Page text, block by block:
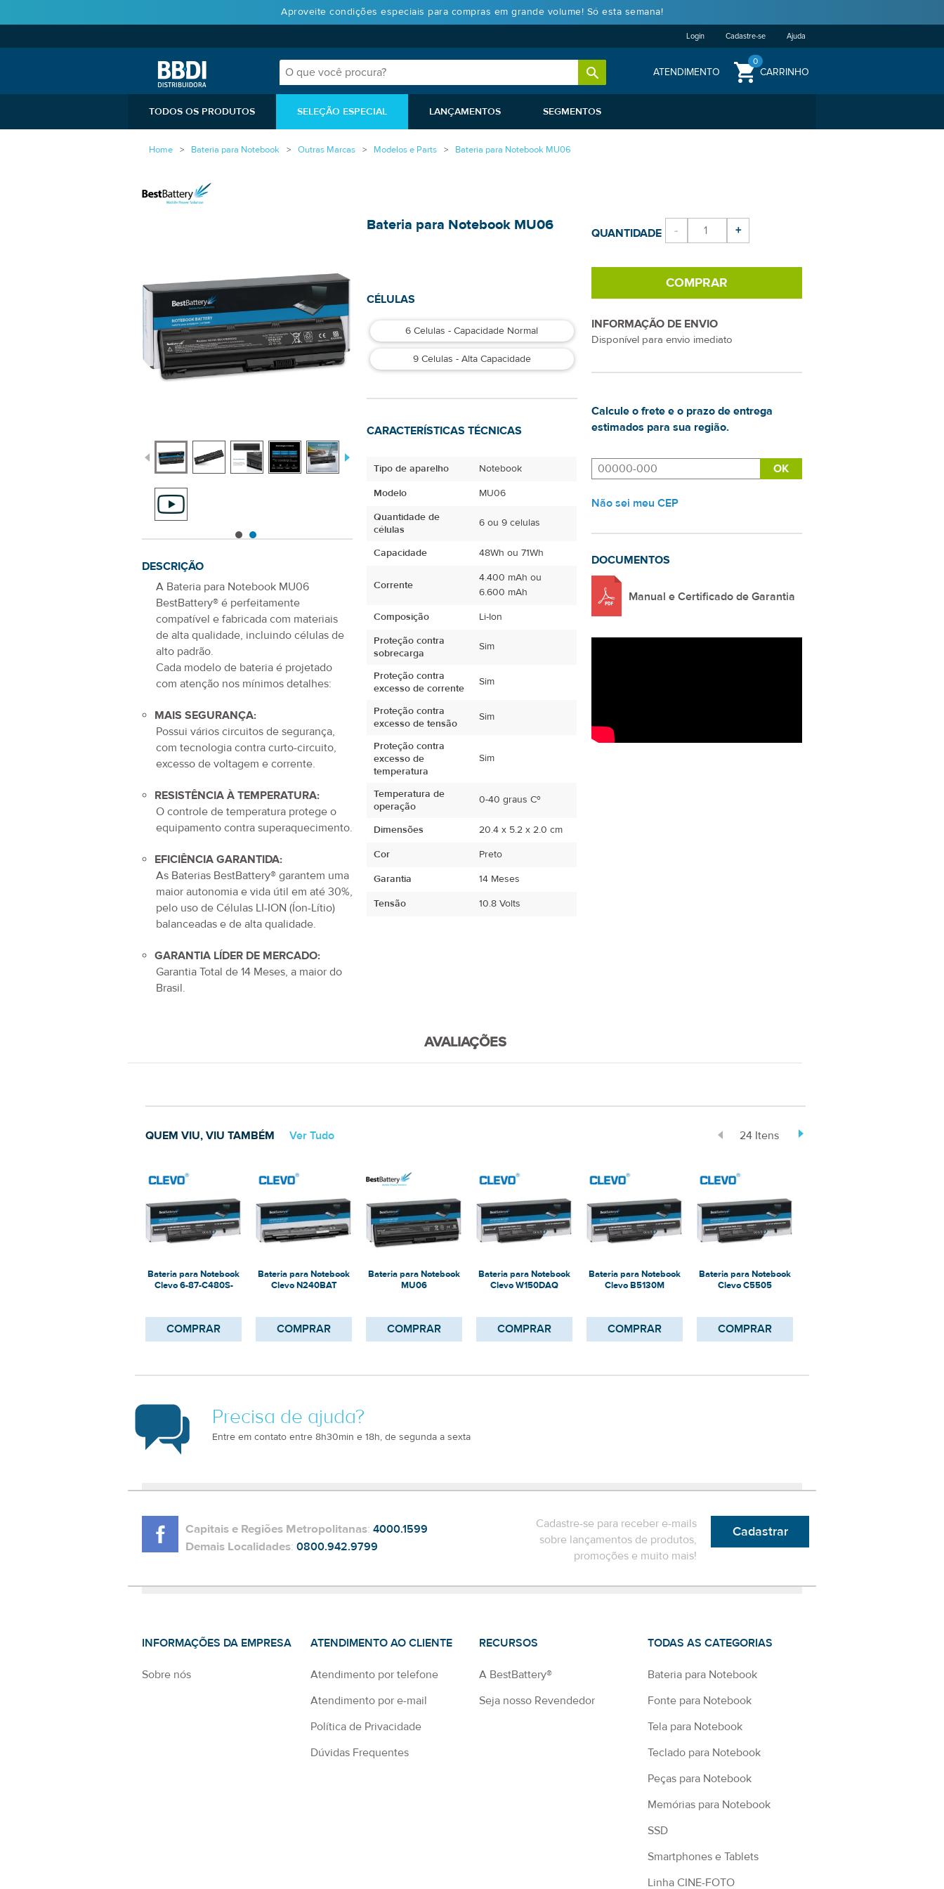
Aproveite condições especiais para compras em grande volume! Só esta semana!
Login Cadastre-se Ajuda
ATENDIMENTO CARRINHO
0
TODOS OS PRODUTOS SELEÇÃO ESPECIAL LANÇAMENTOS SEGMENTOS
Home Bateria para Notebook Outras Marcas Modelos e Parts Bateria para Notebook MU06
DESCRIÇÃO
A Bateria para Notebook MU06
BestBattery® é perfeitamente
compatível e fabricada com materiais
de alta qualidade, incluindo células de
alto padrão.
Cada modelo de bateria é projetado
com atenção nos mínimos detalhes:
MAIS SEGURANÇA:
Possui vários circuitos de segurança,
com tecnologia contra curto-circuito,
excesso de voltagem e corrente.
RESISTÊNCIA À TEMPERATURA:
O controle de temperatura protege o
equipamento contra superaquecimento.
EFICIÊNCIA GARANTIDA:
As Baterias BestBattery® garantem uma
maior autonomia e vida útil em até 30%,
pelo uso de Células LI-ION (Íon-Lítio)
balanceadas e de alta qualidade.
GARANTIA LÍDER DE MERCADO:
Garantia Total de 14 Meses, a maior do
Brasil.
Bateria para Notebook MU06
CÉLULAS
6 Celulas - Capacidade Normal
9 Celulas - Alta Capacidade
CARACTERÍSTICAS TÉCNICAS
Tipo de aparelho
Notebook
Modelo
MU06
Quantidade de
células
6 ou 9 celulas
Capacidade 48Wh ou 71Wh
Corrente
4.400 mAh ou
6.600 mAh
Composição
Li-Ion
Proteção contra
sobrecarga
Sim
Proteção contra
excesso de corrente
Sim
Proteção contra
excesso de tensão
Sim
Proteção contra
excesso de
temperatura
Sim
Temperatura de
operação
0-40 graus Cº
Dimensões
20.4 x 5.2 x 2.0 cm
Cor
Preto
Garantia
14 Meses
Tensão
10.8 Volts
QUANTIDADE - +
COMPRAR
INFORMAÇÃO DE ENVIO
Disponível para envio imediato
Calcule o frete e o prazo de entrega
estimados para sua região.
Não sei meu CEP
DOCUMENTOS
Manual e Certificado de Garantia
AVALIAÇÕES
Ver Tudo
QUEM VIU, VIU TAMBÉM 24 Itens
Bateria para Notebook
Clevo 6-87-C480S-
COMPRAR
Bateria para Notebook
Clevo N240BAT
COMPRAR
Bateria para Notebook
MU06
COMPRAR
Bateria para Notebook
Clevo W150DAQ
COMPRAR
Bateria para Notebook
Clevo B5130M
COMPRAR
Bateria para Notebook
Clevo C5505
COMPRAR
Precisa de ajuda?
Entre em contato entre 8h30min e 18h, de segunda a sexta
Cadastre-se para receber e-mails
sobre lançamentos de produtos,
promoções e muito mais!
Cadastrar
Capitais e Regiões Metropolitanas: 4000.1599
Demais Localidades: 0800.942.9799
INFORMAÇÕES DA EMPRESA
Sobre nós
ATENDIMENTO AO CLIENTE
Atendimento por telefone
Atendimento por e-mail
Política de Privacidade
Dúvidas Frequentes
RECURSOS
A BestBattery®
Seja nosso Revendedor
TODAS AS CATEGORIAS
Bateria para Notebook
Fonte para Notebook
Tela para Notebook
Teclado para Notebook
Peças para Notebook
Memórias para Notebook
SSD
Smartphones e Tablets
Linha CINE-FOTO